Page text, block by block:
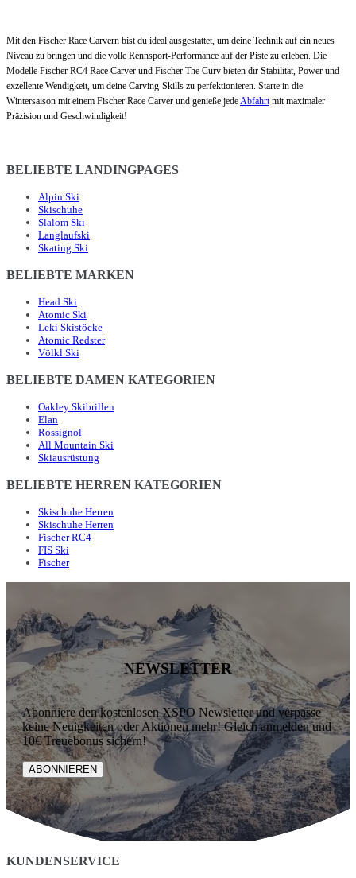
Mit den Fischer Race Carvern bist du ideal ausgestattet, um deine Technik auf ein neues
Niveau zu bringen und die volle Rennsport-Performance auf der Piste zu erleben. Die
Modelle Fischer RC4 Race Carver und Fischer The Curv bieten dir Stabilität, Power und
exzellente Wendigkeit, um deine Carving-Skills zu perfektionieren. Starte in die
Wintersaison mit einem Fischer Race Carver und genieße jedeAbfahrtmit maximaler
Präzision und Geschwindigkeit!
BELIEBTE LANDINGPAGES
Alpin Ski
Skischuhe
Slalom Ski
Langlaufski
Skating Ski
BELIEBTE MARKEN
Head Ski
Atomic Ski
Leki Skistöcke
Atomic Redster
Völkl Ski
BELIEBTE DAMEN KATEGORIEN
Oakley Skibrillen
Elan
Rossignol
All Mountain Ski
Skiausrüstung
BELIEBTE HERREN KATEGORIEN
Skischuhe Herren
Skischuhe Herren
Fischer RC4
FIS Ski
Fischer
NEWSLETTER
Abonniere den kostenlosen XSPO Newsletter und verpasse
keine Neuigkeiten oder Aktionen mehr! Gleich anmelden und
10€ Treuebonus sichern!
ABONNIEREN
KUNDENSERVICE